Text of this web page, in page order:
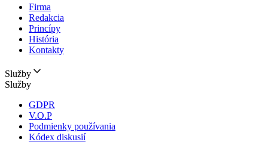
Firma
Redakcia
Princípy
História
Kontakty
Služby
Služby
GDPR
V.O.P
Podmienky používania
Kódex diskusií